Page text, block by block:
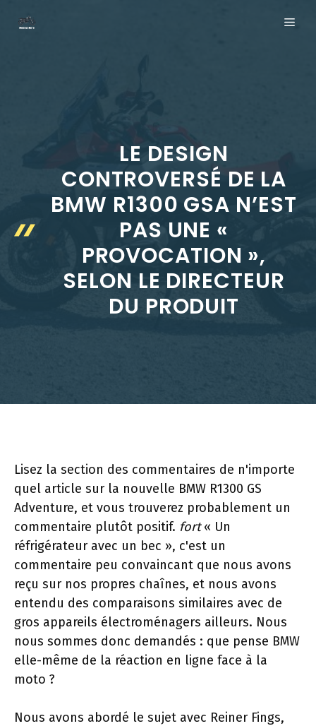
LE DESIGN
CONTROVERSÉ DE LA
BMW R1300 GSA N’EST
PAS UNE «
PROVOCATION »,
SELON LE DIRECTEUR
DU PRODUIT
Lisez la section des commentaires de n'importe
quel article sur la nouvelle BMW R1300 GS
Adventure, et vous trouverez probablement un
commentaire plutôt positif. fort« Un
réfrigérateur avec un bec », c'est un
commentaire peu convaincant que nous avons
reçu sur nos propres chaînes, et nous avons
entendu des comparaisons similaires avec de
gros appareils électroménagers ailleurs. Nous
nous sommes donc demandés : que pense BMW
elle-même de la réaction en ligne face à la
moto ?
Nous avons abordé le sujet avec Reiner Fings,